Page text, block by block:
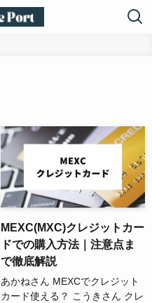
MEXC(MXC)クレジットカー
ドでの購入方法｜注意点ま
で徹底解説
あかねさん MEXCでクレジット
カード使える？ こうきさん クレ